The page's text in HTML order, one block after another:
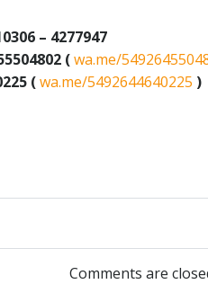
– 4277947
(wa.me/
(wa.me/5492644640225 )
Comments are